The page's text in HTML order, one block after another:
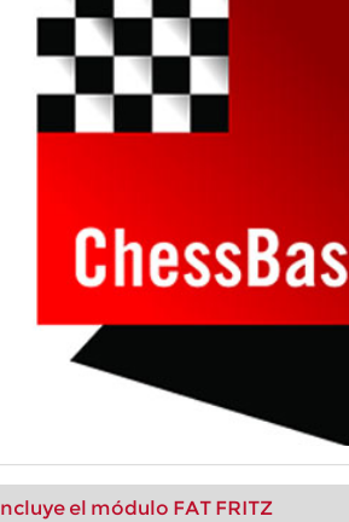
el módulo FAT FRITZ